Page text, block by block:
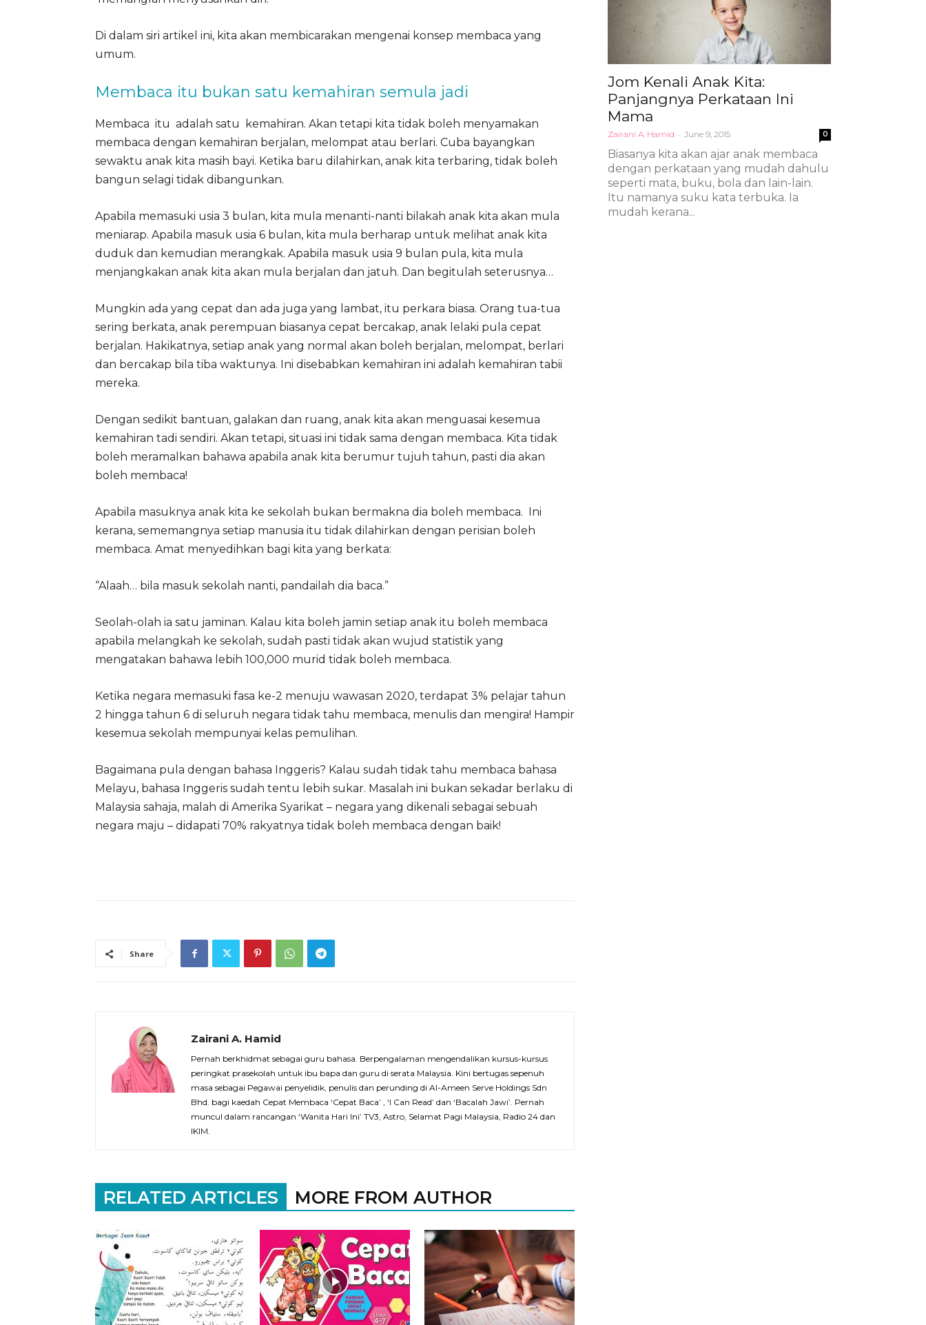
Di dalam siri artikel ini, kita akan membicarakan mengenai konsep membaca yang
umum.
Membaca itu bukan satu kemahiran semula jadi
Membaca itu adalah satu kemahiran. Akan tetapi kita tidak boleh menyamakan
membaca dengan kemahiran berjalan, melompat atau berlari. Cuba bayangkan
sewaktu anak kita masih bayi. Ketika baru dilahirkan, anak kita terbaring, tidak boleh
bangun selagi tidak dibangunkan.
Apabila memasuki usia 3 bulan, kita mula menanti-nanti bilakah anak kita akan mula
meniarap. Apabila masuk usia 6 bulan, kita mula berharap untuk melihat anak kita
duduk dan kemudian merangkak. Apabila masuk usia 9 bulan pula, kita mula
menjangkakan anak kita akan mula berjalan dan jatuh. Dan begitulah seterusnya…
Mungkin ada yang cepat dan ada juga yang lambat, itu perkara biasa. Orang tua-tua
sering berkata, anak perempuan biasanya cepat bercakap, anak lelaki pula cepat
berjalan. Hakikatnya, setiap anak yang normal akan boleh berjalan, melompat, berlari
dan bercakap bila tiba waktunya. Ini disebabkan kemahiran ini adalah kemahiran tabii
mereka.
Dengan sedikit bantuan, galakan dan ruang, anak kita akan menguasai kesemua
kemahiran tadi sendiri. Akan tetapi, situasi ini tidak sama dengan membaca. Kita tidak
boleh meramalkan bahawa apabila anak kita berumur tujuh tahun, pasti dia akan
boleh membaca!
Apabila masuknya anak kita ke sekolah bukan bermakna dia boleh membaca. Ini
kerana, sememangnya setiap manusia itu tidak dilahirkan dengan perisian boleh
membaca. Amat menyedihkan bagi kita yang berkata:
“Alaah… bila masuk sekolah nanti, pandailah dia baca.”
Seolah-olah ia satu jaminan. Kalau kita boleh jamin setiap anak itu boleh membaca
apabila melangkah ke sekolah, sudah pasti tidak akan wujud statistik yang
mengatakan bahawa lebih 100,000 murid tidak boleh membaca.
Ketika negara memasuki fasa ke-2 menuju wawasan 2020, terdapat 3% pelajar tahun
2 hingga tahun 6 di seluruh negara tidak tahu membaca, menulis dan mengira! Hampir
kesemua sekolah mempunyai kelas pemulihan.
Bagaimana pula dengan bahasa Inggeris? Kalau sudah tidak tahu membaca bahasa
Melayu, bahasa Inggeris sudah tentu lebih sukar. Masalah ini bukan sekadar berlaku di
Malaysia sahaja, malah di Amerika Syarikat – negara yang dikenali sebagai sebuah
negara maju – didapati 70% rakyatnya tidak boleh membaca dengan baik!
Share
Zairani A. Hamid
Pernah berkhidmat sebagai guru bahasa. Berpengalaman mengendalikan kursus-kursus
peringkat prasekolah untuk ibu bapa dan guru di serata Malaysia. Kini bertugas sepenuh
masa sebagai Pegawai penyelidik, penulis dan perunding di Al-Ameen Serve Holdings Sdn
Bhd. bagi kaedah Cepat Membaca ‘Cepat Baca’ , ‘I Can Read’ dan ‘Bacalah Jawi’. Pernah
muncul dalam rancangan ‘Wanita Hari Ini’ TV3, Astro, Selamat Pagi Malaysia, Radio 24 dan
IKIM.
RELATED ARTICLES MORE FROM AUTHOR
Jom Kenali Anak Kita:
Panjangnya Perkataan Ini
Mama
Zairani A. Hamid - June 9, 2015 0
Biasanya kita akan ajar anak membaca
dengan perkataan yang mudah dahulu
seperti mata, buku, bola dan lain-lain.
Itu namanya suku kata terbuka. Ia
mudah kerana...